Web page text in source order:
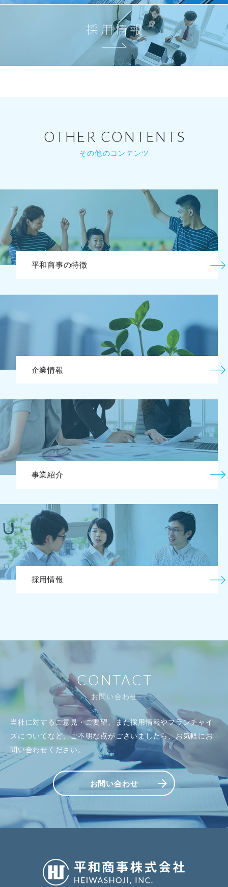
採用情報
OTHER CONTENTS
その他のコンテンツ
平和商事の特徴
企業情報
事業紹介
採用情報
CONTACT
お問い合わせ
当社に対するご意見・ご要望、また採用情報やフランチャイ
ズについてなど、ご不明な点がございましたら、お気軽にお
問い合わせください。
お問い合わせ